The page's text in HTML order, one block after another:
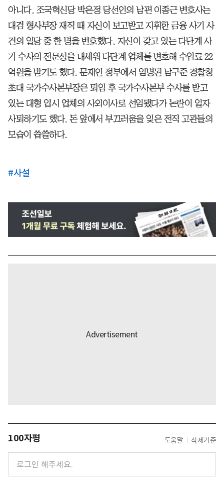
아니다. 조국혁신당 박은정 당선인의 남편 이종근 변호사는
대검 형사부장 재직 때 자신이 보고받고 지휘한 금융 사기 사
건의 일당 중 한 명을 변호했다. 자신이 갖고 있는 다단계 사
기 수사의 전문성을 내세워 다단계 업체를 변호해 수임료 22
억원을 받기도 했다. 문재인 정부에서 임명된 남구준 경찰청
초대 국가수사본부장은 퇴임 후 국가수사본부 수사를 받고
있는 대형 입시 업체의 사외이사로 선임됐다가 논란이 일자
사퇴하기도 했다. 돈 앞에서 부끄러움을 잊은 전직 고관들의
모습이 씁쓸하다.
#사설
100자평 도움말 삭제기준